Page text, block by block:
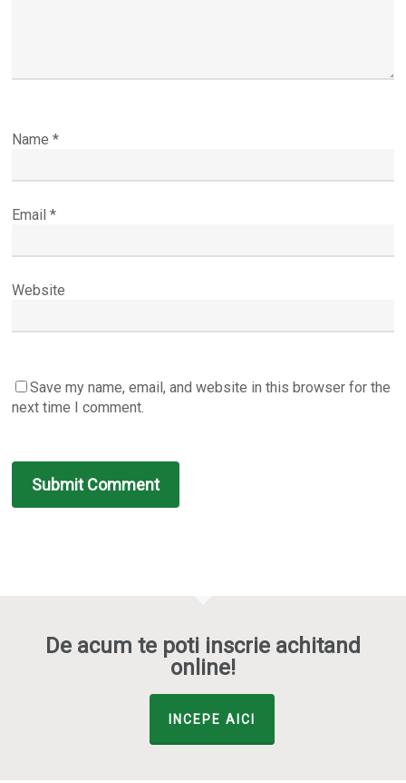
Name*
Email*
Website
Save my name, email, and website in this browser for the
next time I comment.
De acum te poti inscrie achitand
online!
INCEPE AICI